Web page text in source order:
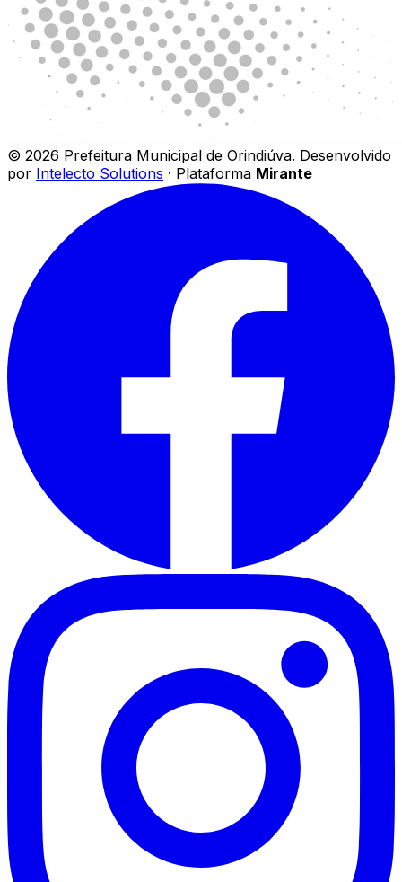
© 2026 Prefeitura Municipal de Orindiúva. Desenvolvido
por Intelecto Solutions · Plataforma Mirante